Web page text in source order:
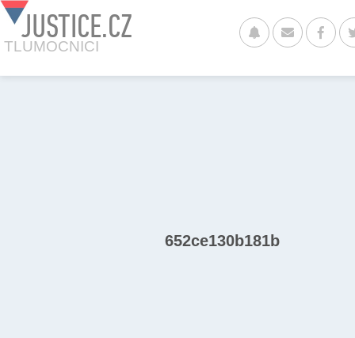
JUSTICE.CZ
TLUMOCNICI
652ce130b181b